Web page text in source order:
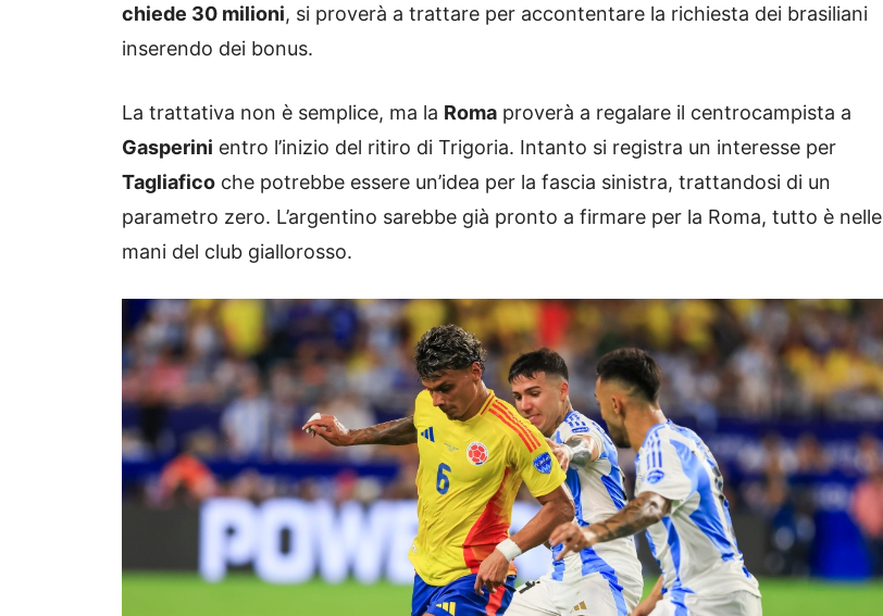
chiede 30 milioni, si proverà a trattare per accontentare la richiesta dei brasiliani
inserendo dei bonus.
La trattativa non è semplice, ma la Roma proverà a regalare il centrocampista a
Gasperini entro l’inizio del ritiro di Trigoria. Intanto si registra un interesse per
Tagliafico che potrebbe essere un’idea per la fascia sinistra, trattandosi di un
parametro zero. L’argentino sarebbe già pronto a firmare per la Roma, tutto è nelle
mani del club giallorosso.